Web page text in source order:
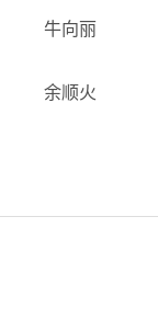
牛向丽
余顺火